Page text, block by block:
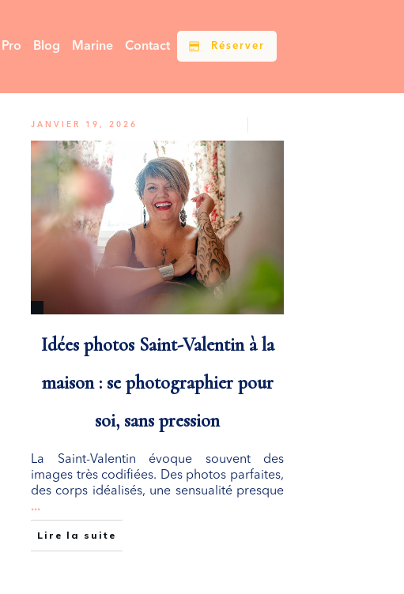
Pro Blog Marine Contact Réserver
JANVIER 19, 2026
Idées photos Saint-Valentin à la
maison : se photographier pour
soi, sans pression
La Saint-Valentin évoque souvent des
images très codifiées. Des photos parfaites,
des corps idéalisés, une sensualité presque
...
Lire la suite